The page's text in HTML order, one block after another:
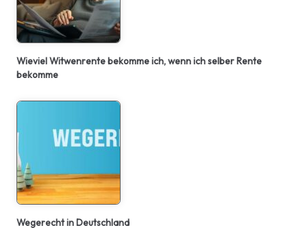
Wieviel Witwenrente bekomme ich, wenn ich selber Rente
bekomme
Wegerecht in Deutschland